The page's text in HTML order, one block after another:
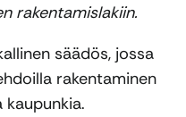
rakentamislakiin.
säädös, jossa
rakentaminen